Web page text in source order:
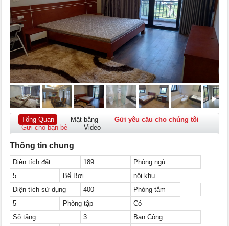
Tổng Quan Mặt bằng
Gửi yêu cầu cho chúng tôi
Gửi cho bạn bè
Video
Thông tin chung
Diện tích đất 189
Phòng ngủ
5
Bể Bơi
nội khu
Diện tích sử dụng
400
Phòng tắm
5
Phòng tập
Có
Số tầng
3
Ban Công